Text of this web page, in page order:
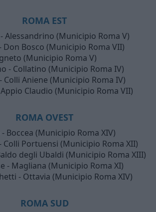
ROMA EST
Alessandrino (Municipio Roma V)
Don Bosco (Municipio Roma VII)
(Municipio Roma V)
- Collatino (Municipio Roma IV)
Colli Aniene (Municipio Roma IV)
Claudio (Municipio Roma VII)
ROMA OVEST
Boccea (Municipio Roma XIV)
Portuensi (Municipio Roma XII)
degli Ubaldi (Municipio Roma XIII)
- Magliana (Municipio Roma XI)
- Ottavia (Municipio Roma XIV)
ROMA SUD